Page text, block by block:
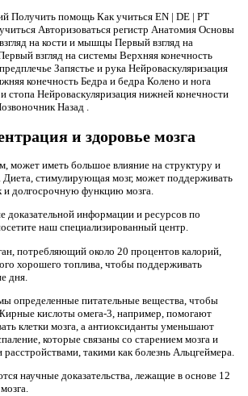
Получить помощь Как учиться EN | DE | PT
Авторизоваться регистр Анатомия Основы
на кости и мышцы Первый взгляд на
взгляд на системы Верхняя конечность
Запястье и рука Нейроваскуляризация
конечность Бедра и бедра Колено и нога
стопа Нейроваскуляризация нижней конечности
Назад .
и здоровье мозга
может иметь большое влияние на структуру и
Диета, стимулирующая мозг, может поддерживать
и долгосрочную функцию мозга.
доказательной информации и ресурсов по
наш специализированный центр.
потребляющий около 20 процентов калорий,
хорошего топлива, чтобы поддерживать
дня.
определенные питательные вещества, чтобы
кислоты омега-3, например, помогают
клетки мозга, а антиоксиданты уменьшают
которые связаны со старением мозга и
такими как болезнь Альцгеймера.
научные доказательства, лежащие в основе 12